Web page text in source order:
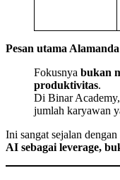
Pesan utama
Fokusnya bukan
produktivitas.
Di Binar Academy,
jumlah karyawan
Ini sangat sejalan
AI sebagai leverage,